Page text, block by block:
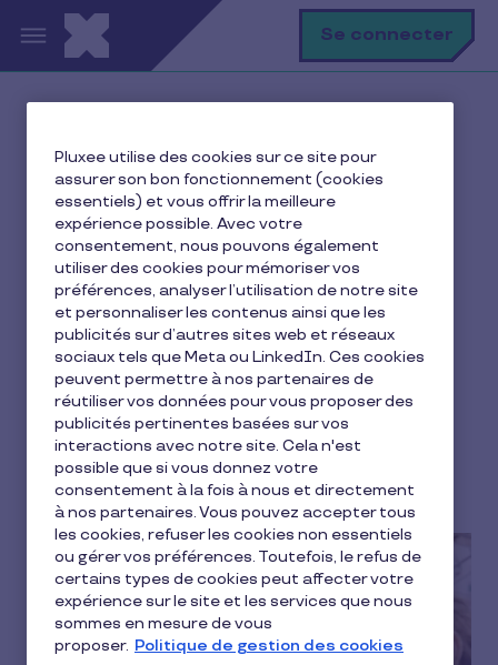
Aller au contenu principal Se connecter
CSE
Chèque cadeau rentrée scolaire CSE : qui peut
bénéficier du bon d'achat rentrée scolaire ?
Chèque cadeau rentrée
scolaire CSE : qui peut
bénéficier du bon d'achat
rentrée scolaire ?
8 min de lecture 29 mai 2026
Pluxee utilise des cookies sur ce site pour
assurer son bon fonctionnement (cookies
essentiels) et vous offrir la meilleure
expérience possible. Avec votre
consentement, nous pouvons également
utiliser des cookies pour mémoriser vos
préférences, analyser l’utilisation de notre site
et personnaliser les contenus ainsi que les
publicités sur d’autres sites web et réseaux
sociaux tels que Meta ou LinkedIn. Ces cookies
peuvent permettre à nos partenaires de
réutiliser vos données pour vous proposer des
publicités pertinentes basées sur vos
interactions avec notre site. Cela n'est
possible que si vous donnez votre
consentement à la fois à nous et directement
à nos partenaires. Vous pouvez accepter tous
les cookies, refuser les cookies non essentiels
ou gérer vos préférences. Toutefois, le refus de
certains types de cookies peut affecter votre
expérience sur le site et les services que nous
sommes en mesure de vous
proposer. Politique de gestion des cookies